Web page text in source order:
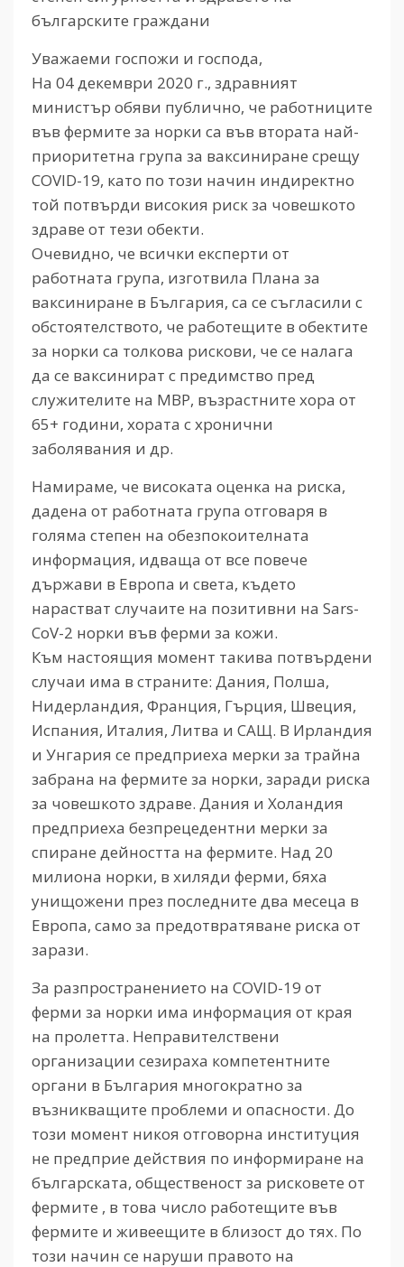
българските граждани
Уважаеми госпожи и господа,
На 04 декември 2020 г., здравният
министър обяви публично, че работниците
във фермите за норки са във втората най-
приоритетна група за ваксиниране срещу
COVID-19, като по този начин индиректно
той потвърди високия риск за човешкото
здраве от тези обекти.
Очевидно, че всички експерти от
работната група, изготвила Плана за
ваксиниране в България, са се съгласили с
обстоятелството, че работещите в обектите
за норки са толкова рискови, че се налага
да се ваксинират с предимство пред
служителите на МВР, възрастните хора от
65+ години, хората с хронични
заболявания и др.
Намираме, че високата оценка на риска,
дадена от работната група отговаря в
голяма степен на обезпокоителната
информация, идваща от все повече
държави в Европа и света, където
нарастват случаите на позитивни на Sars-
CoV-2 норки във ферми за кожи.
Към настоящия момент такива потвърдени
случаи има в страните: Дания, Полша,
Нидерландия, Франция, Гърция, Швеция,
Испания, Италия, Литва и САЩ. В Ирландия
и Унгария се предприеха мерки за трайна
забрана на фермите за норки, заради риска
за човешкото здраве. Дания и Холандия
предприеха безпрецедентни мерки за
спиране дейността на фермите. Над 20
милиона норки, в хиляди ферми, бяха
унищожени през последните два месеца в
Европа, само за предотвратяване риска от
зарази.
За разпространението на COVID-19 от
ферми за норки има информация от края
на пролетта. Неправителствени
организации сезираха компетентните
органи в България многократно за
възникващите проблеми и опасности. До
този момент никоя отговорна институция
не предприе действия по информиране на
българската, общественост за рисковете от
фермите , в това число работещите във
фермите и живеещите в близост до тях. По
този начин се наруши правото на